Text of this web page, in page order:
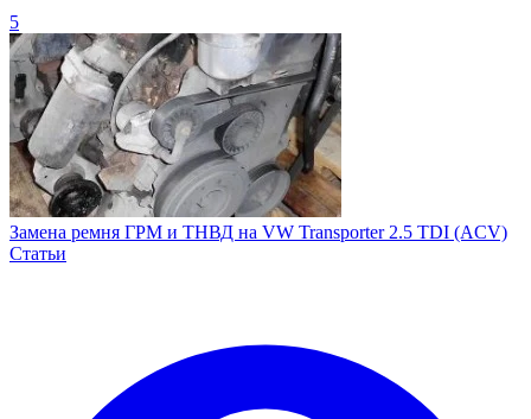
5
Замена ремня ГРМ и ТНВД на VW Transporter 2.5 TDI (ACV)
Статьи